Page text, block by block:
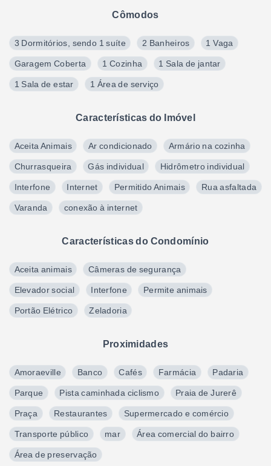
Cômodos
3 Dormitórios, sendo 1 suíte 2 Banheiros 1 Vaga
Garagem Coberta 1 Cozinha 1 Sala de jantar
1 Sala de estar 1 Área de serviço
Características do Imóvel
Aceita Animais Ar condicionado Armário na cozinha
Churrasqueira Gás individual Hidrômetro individual
Interfone Internet Permitido Animais Rua asfaltada
Varanda conexão à internet
Características do Condomínio
Aceita animais Câmeras de segurança
Elevador social Interfone Permite animais
Portão Elétrico Zeladoria
Proximidades
Amoraeville Banco Cafés Farmácia Padaria
Parque Pista caminhada ciclismo Praia de Jurerê
Praça Restaurantes Supermercado e comércio
Transporte público mar Área comercial do bairro
Área de preservação